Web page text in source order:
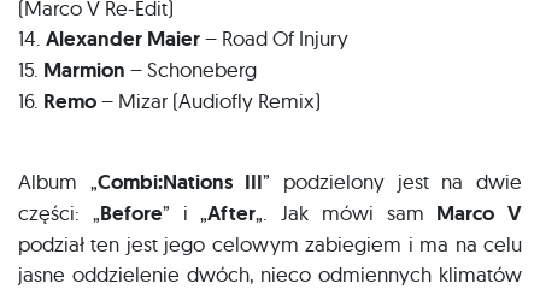
(Marco V Re-Edit)
14. Alexander Maier– Road Of Injury
15. Marmion – Schoneberg
16. Remo– Mizar (Audiofly Remix)
Album „Combi:Nations III” podzielony jest na dwie
części: „Before” i „After„. Jak mówi sam Marco V
podział ten jest jego celowym zabiegiem i ma na celu
jasne oddzielenie dwóch, nieco odmiennych klimatów